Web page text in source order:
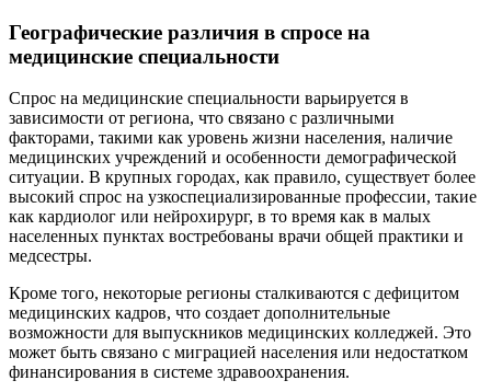
Географические различия в спросе на
медицинские специальности
Спрос на медицинские специальности варьируется в
зависимости от региона, что связано с различными
факторами, такими как уровень жизни населения, наличие
медицинских учреждений и особенности демографической
ситуации. В крупных городах, как правило, существует более
высокий спрос на узкоспециализированные профессии, такие
как кардиолог или нейрохирург, в то время как в малых
населенных пунктах востребованы врачи общей практики и
медсестры.
Кроме того, некоторые регионы сталкиваются с дефицитом
медицинских кадров, что создает дополнительные
возможности для выпускников медицинских колледжей. Это
может быть связано с миграцией населения или недостатком
финансирования в системе здравоохранения.